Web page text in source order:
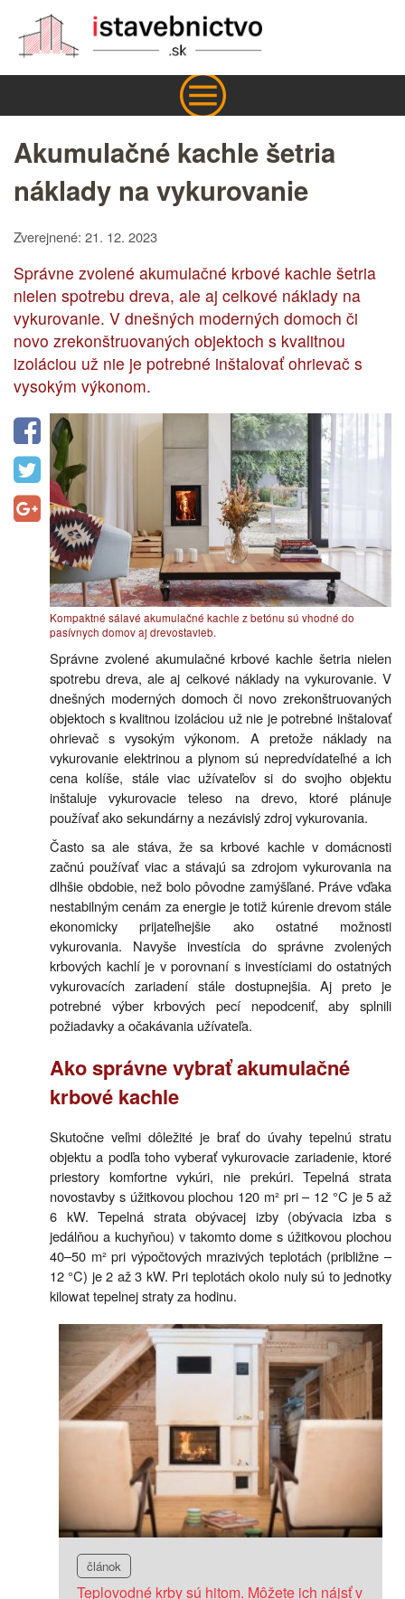
Akumulačné kachle šetria
náklady na vykurovanie
Zverejnené: 21. 12. 2023
Správne zvolené akumulačné krbové kachle šetria
nielen spotrebu dreva, ale aj celkové náklady na
vykurovanie. V dnešných moderných domoch či
novo zrekonštruovaných objektoch s kvalitnou
izoláciou už nie je potrebné inštalovať ohrievač s
vysokým výkonom.
Kompaktné sálavé akumulačné kachle z betónu sú vhodné do
pasívnych domov aj drevostavieb.
Správne zvolené akumulačné krbové kachle šetria nielen
spotrebu dreva, ale aj celkové náklady na vykurovanie. V
dnešných moderných domoch či novo zrekonštruovaných
objektoch s kvalitnou izoláciou už nie je potrebné inštalovať
ohrievač s vysokým výkonom. A pretože náklady na
vykurovanie elektrinou a plynom sú nepredvídateľné a ich
cena kolíše, stále viac užívateľov si do svojho objektu
inštaluje vykurovacie teleso na drevo, ktoré plánuje
používať ako sekundárny a nezávislý zdroj vykurovania.
Často sa ale stáva, že sa krbové kachle v domácnosti
začnú používať viac a stávajú sa zdrojom vykurovania na
dlhšie obdobie, než bolo pôvodne zamýšľané. Práve vďaka
nestabilným cenám za energie je totiž kúrenie drevom stále
ekonomicky prijateľnejšie ako ostatné možnosti
vykurovania. Navyše investícia do správne zvolených
krbových kachlí je v porovnaní s investíciami do ostatných
vykurovacích zariadení stále dostupnejšia. Aj preto je
potrebné výber krbových pecí nepodceniť, aby splnili
požiadavky a očakávania užívateľa.
Ako správne vybrať akumulačné
krbové kachle
Skutočne veľmi dôležité je brať do úvahy tepelnú stratu
objektu a podľa toho vyberať vykurovacie zariadenie, ktoré
priestory komfortne vykúri, nie prekúri. Tepelná strata
novostavby s úžitkovou plochou 120 m² pri – 12 °C je 5 až
6 kW. Tepelná strata obývacej izby (obývacia izba s
jedálňou a kuchyňou) v takomto dome s úžitkovou plochou
40–50 m² pri výpočtových mrazivých teplotách (približne –
12 °C) je 2 až 3 kW. Pri teplotách okolo nuly sú to jednotky
kilowat tepelnej straty za hodinu.
článok
Teplovodné krby sú hitom. Môžete ich nájsť v